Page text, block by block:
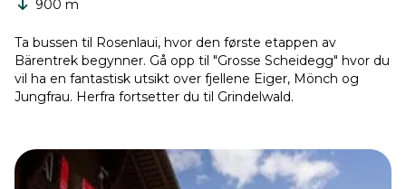
900 m
Ta bussen til Rosenlaui, hvor den første etappen av
Bärentrek begynner. Gå opp til "Grosse Scheidegg" hvor du
vil ha en fantastisk utsikt over fjellene Eiger, Mönch og
Jungfrau. Herfra fortsetter du til Grindelwald.